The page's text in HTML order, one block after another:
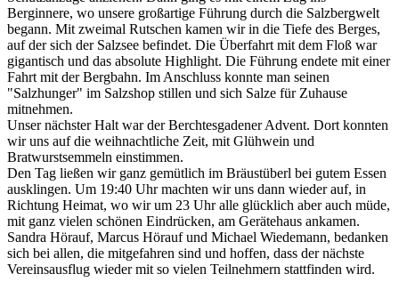
Berginnere, wo unsere großartige Führung durch die Salzbergwelt
begann. Mit zweimal Rutschen kamen wir in die Tiefe des Berges,
auf der sich der Salzsee befindet. Die Überfahrt mit dem Floß war
gigantisch und das absolute Highlight. Die Führung endete mit einer
Fahrt mit der Bergbahn. Im Anschluss konnte man seinen
"Salzhunger" im Salzshop stillen und sich Salze für Zuhause
mitnehmen.
Unser nächster Halt war der Berchtesgadener Advent. Dort konnten
wir uns auf die weihnachtliche Zeit, mit Glühwein und
Bratwurstsemmeln einstimmen.
Den Tag ließen wir ganz gemütlich im Bräustüberl bei gutem Essen
ausklingen. Um 19:40 Uhr machten wir uns dann wieder auf, in
Richtung Heimat, wo wir um 23 Uhr alle glücklich aber auch müde,
mit ganz vielen schönen Eindrücken, am Gerätehaus ankamen.
Sandra Hörauf, Marcus Hörauf und Michael Wiedemann, bedanken
sich bei allen, die mitgefahren sind und hoffen, dass der nächste
Vereinsausflug wieder mit so vielen Teilnehmern stattfinden wird.